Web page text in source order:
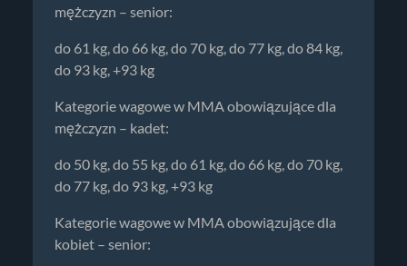
mężczyzn – senior:
do 61 kg, do 66 kg, do 70 kg, do 77 kg, do 84 kg,
do 93 kg, +93 kg
Kategorie wagowe w MMA obowiązujące dla
mężczyzn – kadet:
do 50 kg, do 55 kg, do 61 kg, do 66 kg, do 70 kg,
do 77 kg, do 93 kg, +93 kg
Kategorie wagowe w MMA obowiązujące dla
kobiet – senior: